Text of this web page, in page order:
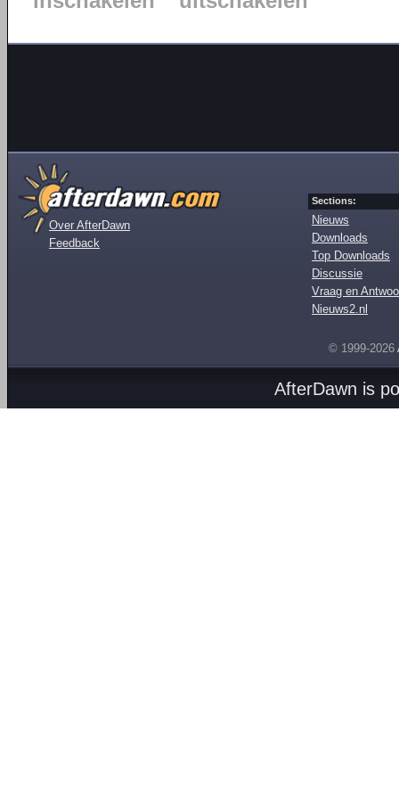
Over AfterDawn
Feedback
Sections:
Nieuws
Downloads
Top Downloads
Discussie
Vraag en
Nieuws2.nl
© 1999-2026
AfterDawn is